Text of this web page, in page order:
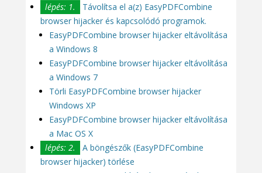
lépés: 1.
Távolítsa el a(z) EasyPDFCombine
browser hijacker és kapcsolódó programok.
EasyPDFCombine browser hijacker eltávolítása
a Windows 8
EasyPDFCombine browser hijacker eltávolítása
a Windows 7
Törli EasyPDFCombine browser hijacker
Windows XP
EasyPDFCombine browser hijacker eltávolítása
a Mac OS X
lépés: 2.
A böngészők (EasyPDFCombine
browser hijacker) törlése